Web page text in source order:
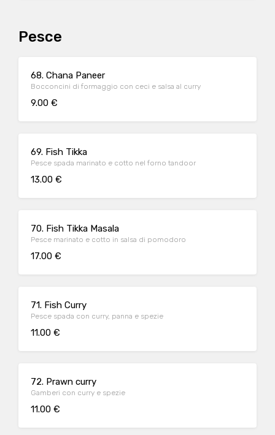
Pesce
68. Chana Paneer
Bocconcini di formaggio con ceci e salsa al curry
9.00 €
69. Fish Tikka
Pesce spada marinato e cotto nel forno tandoor
13.00 €
70. Fish Tikka Masala
Pesce marinato e cotto in salsa di pomodoro
17.00 €
71. Fish Curry
Pesce spada con curry, panna e spezie
11.00 €
72. Prawn curry
Gamberi con curry e spezie
11.00 €